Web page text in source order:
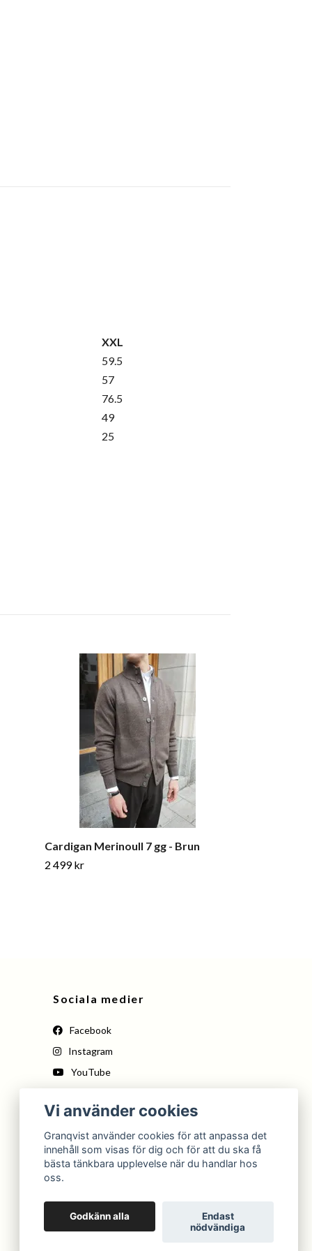
XXL
59.5
57
76.5
49
25
Cardigan Merinoull 7 gg - Brun
2 499 kr
Sociala medier
Facebook
Instagram
YouTube
Tiktok
Vi använder cookies
Granqvist använder cookies för att anpassa det
innehåll som visas för dig och för att du ska få
bästa tänkbara upplevelse när du handlar hos
oss.
Godkänn alla
Endast
nödvändiga